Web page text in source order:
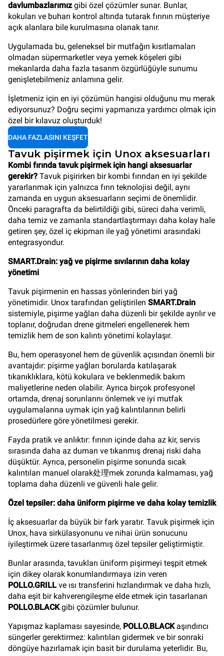
davlumbazlarımızgibi özel çözümler sunar. Bunlar,
kokuları ve buharı kontrol altında tutarak fırının müşteriye
açık alanlara bile kurulmasına olanak tanır.
Uygulamada bu, geleneksel bir mutfağın kısıtlamaları
olmadan süpermarketler veya yemek köşeleri gibi
mekanlarda daha fazla tasarım özgürlüğüyle sunumu
genişletebilmeniz anlamına gelir.
İşletmeniz için en iyi çözümün hangisi olduğunu mu merak
ediyorsunuz? Doğru seçimi yapmanıza yardımcı olmak için
özel bir kılavuz oluşturduk!
DAHA FAZLASINI KEŞFET
Tavuk pişirmek için Unox aksesuarları
Kombi fırında tavuk pişirmek için hangi aksesuarlar
gerekir? Tavuk pişirirken bir kombi fırından en iyi şekilde
yararlanmak için yalnızca fırın teknolojisi değil, aynı
zamanda en uygun aksesuarların seçimi de önemlidir.
Önceki paragrafta da belirtildiği gibi, süreci daha verimli,
daha temiz ve zamanla standartlaştırmayı daha kolay hale
getiren şey, özel iç ekipman ile yağ yönetimi arasındaki
entegrasyondur.
SMART.Drain: yağ ve pişirme sıvılarının daha kolay
yönetimi
Tavuk pişirmenin en hassas yönlerinden biri yağ
yönetimidir. Unox tarafından geliştirilen SMART.Drain
sistemiyle, pişirme yağları daha düzenli bir şekilde ayrılır ve
toplanır, doğrudan drene gitmeleri engellenerek hem
temizlik hem de son kalıntı yönetimi kolaylaşır.
Bu, hem operasyonel hem de güvenlik açısından önemli bir
avantajdır: pişirme yağları borularda katılaşarak
tıkanıklıklara, kötü kokulara ve beklenmedik bakım
maliyetlerine neden olabilir. Ayrıca birçok profesyonel
ortamda, drenaj sorunlarını önlemek ve iyi mutfak
uygulamalarına uymak için yağ kalıntılarının belirli
prosedürlere göre yönetilmesi gerekir.
Fayda pratik ve anlıktır: fırının içinde daha az kir, servis
sırasında daha az duman ve tıkanmış drenaj riski daha
düşüktür. Ayrıca, personelin pişirme sonunda sıcak
kalıntıları manuel olarak处理mek zorunda kalmaması, yağ
toplama daha düzenli ve güvenli hale gelir.
Özel tepsiler: daha üniform pişirme ve daha kolay temizlik
İç aksesuarlar da büyük bir fark yaratır. Tavuk pişirmek için
Unox, hava sirkülasyonunu ve nihai ürün sonucunu
iyileştirmek üzere tasarlanmış özel tepsiler geliştirmiştir.
Bunlar arasında, tavukları üniform pişirmeyi teşpit etmek
için dikey olarak konumlandırmaya izin veren
POLLO.GRILL ve ısı transferini hızlandırmak ve daha hızlı,
daha eşit bir kahverengileşme elde etmek için tasarlanan
POLLO.BLACKgibi çözümler bulunur.
Yapışmaz kaplaması sayesinde, POLLO.BLACKaşındırıcı
süngerler gerektirmez: kalıntıları gidermek ve bir sonraki
döngüye hazırlamak için basit bir durulama yeterlidir. Bu,